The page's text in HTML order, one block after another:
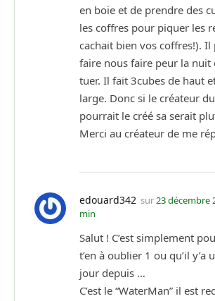
en boie et de prendre des
les coffres pour piquer les
cachait bien vos coffres!).
faire nous faire peur la nuit
tuer. Il fait 3cubes de haut
large. Donc si le créateur
pourrait le créé sa serait
Merci au créateur de me
edouard342 sur23 décembre
min
Salut ! C’est simplement
t’en à oublier 1 ou qu’il y’a
jour depuis …
C’est le “WaterMan” il est